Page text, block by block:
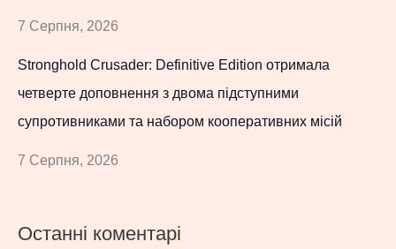
7 Серпня, 2026
Stronghold Crusader: Definitive Edition отримала
четверте доповнення з двома підступними
супротивниками та набором кооперативних місій
7 Серпня, 2026
Останні коментарі